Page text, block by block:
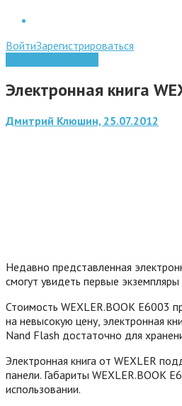
ВойтиЗарегистрироваться
Электронная книга
Дмитрий Клюшин, 25.07.2012
Недавно представленная
смогут увидеть первые экземпляры
Стоимость WEXLER.BOOK E6003
на невысокую цену, электронная
Nand Flash достаточно для
Электронная книга от WEXLER
панели. Габариты WEXLER.BOOK
использовании.